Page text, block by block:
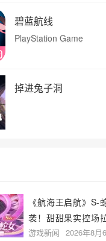
碧蓝航线
PlayStation Game
掉进兔子洞
《航海王启航》S-
袭！甜甜果实控场
盛宴开启
游戏新闻 2026年8月